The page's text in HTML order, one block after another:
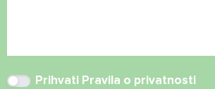
Prihvati Pravila o privatnosti